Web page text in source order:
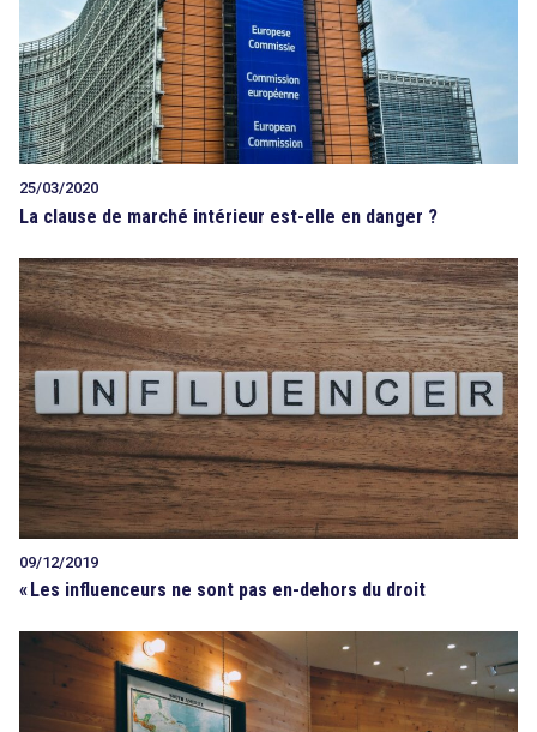
25/03/2020
La clause de marché intérieur est-elle en danger ?
09/12/2019
« Les influenceurs ne sont pas en-dehors du droit